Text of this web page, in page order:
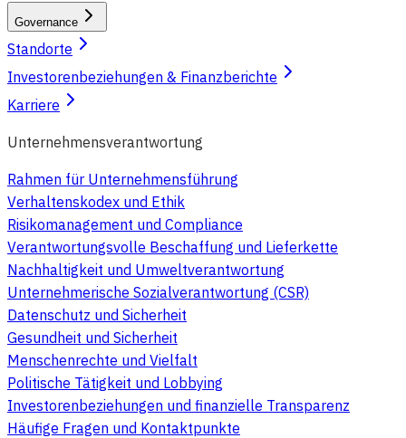
Governance
Standorte
Investorenbeziehungen & Finanzberichte
Karriere
Unternehmensverantwortung
Rahmen für Unternehmensführung
Verhaltenskodex und Ethik
Risikomanagement und Compliance
Verantwortungsvolle Beschaffung und Lieferkette
Nachhaltigkeit und Umweltverantwortung
Unternehmerische Sozialverantwortung (CSR)
Datenschutz und Sicherheit
Gesundheit und Sicherheit
Menschenrechte und Vielfalt
Politische Tätigkeit und Lobbying
Investorenbeziehungen und finanzielle Transparenz
Häufige Fragen und Kontaktpunkte